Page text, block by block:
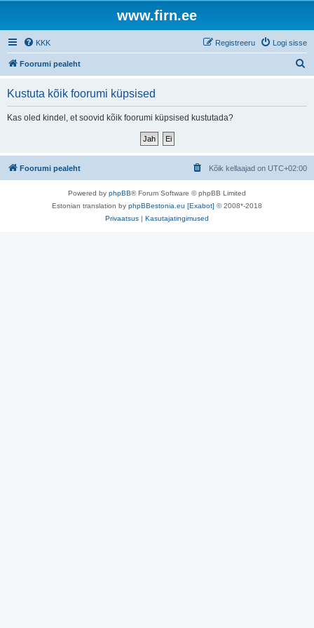
www.firn.ee
KKK Logi sisse
Registreeru
Foorumi pealeht
Kustuta kõik foorumi küpsised
Kas oled kindel, et soovid kõik foorumi küpsised kustutada?
Foorumi pealeht Kõik kellaajad on UTC+02:00
Powered by phpBB® Forum Software © phpBB Limited
Estonian translation by phpBBestonia.eu [Exabot] © 2008*-2018
Privaatsus | Kasutajatingimused